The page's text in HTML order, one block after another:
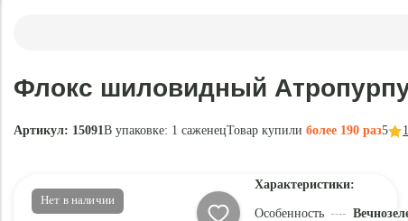
Флокс шиловидный
Артикул: 15091В упаковке: 1 саженецТовар купили более 190 раз5 1
Нет в наличии
Характеристики:
Особенность